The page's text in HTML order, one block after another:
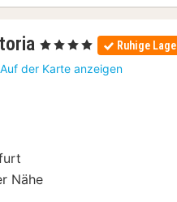
1
Nacht
ab
, 4 Sterne Ruhige Lage
Auf der Karte anzeigen
Nähe